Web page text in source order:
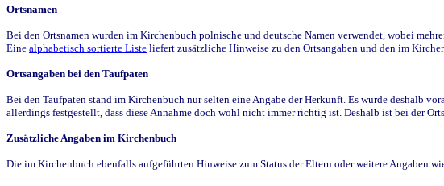
Ortsnamen
Bei den Ortsnamen wurden im Kirchenbuch polnische und deutsche Namen verwendet, wobei
Eine alphabetisch sortierte Liste liefert zusätzliche Hinweise zu den Ortsangaben und den im
Ortsangaben bei den Taufpaten
Bei den Taufpaten stand im Kirchenbuch nur selten eine Angabe der Herkunft. Es wurde deshalb
allerdings festgestellt, dass diese Annahme doch wohl nicht immer richtig ist. Deshalb ist bei der
Zusätzliche Angaben im Kirchenbuch
Die im Kirchenbuch ebenfalls aufgeführten Hinweise zum Status der Eltern oder weitere Angaben